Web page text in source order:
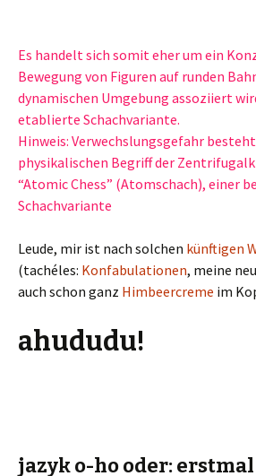
Es handelt sich somit eher um ein
Bewegung von Figuren auf runden
dynamischen Umgebung assoziiert
etablierte Schachvariante.
Hinweis: Verwechslungsgefahr
physikalischen Begriff der
“Atomic Chess” (Atomschach), einer
Schachvariante
Leude, mir ist nach solchen künftigen
(tachéles: Konfabulationen, meine
auch schon ganz Himbeercreme im
ahududu!
jazyk o-ho oder: